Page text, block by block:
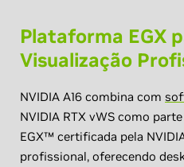
Plataforma EGX
Visualização
NVIDIA A16 combina com
NVIDIA RTX vWS como
EGX™ certificada pela
profissional, oferecendo